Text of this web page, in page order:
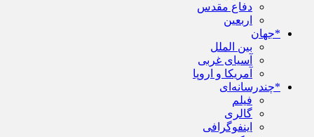
دفاع مقدس
اربعین
*جهان
بین الملل
آسیای غربی
آمریکا و اروپا
*چندرسانه‌ای
فیلم
گالری
اینفوگرافی